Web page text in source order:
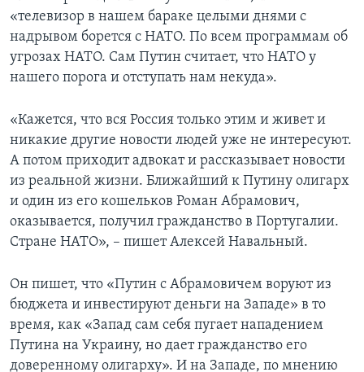
«телевизор в нашем бараке целыми днями с
надрывом борется с НАТО. По всем программам об
угрозах НАТО. Сам Путин считает, что НАТО у
нашего порога и отступать нам некуда».
«Кажется, что вся Россия только этим и живет и
никакие другие новости людей уже не интересуют.
А потом приходит адвокат и рассказывает новости
из реальной жизни. Ближайший к Путину олигарх
и один из его кошельков Роман Абрамович,
оказывается, получил гражданство в Португалии.
Стране НАТО», – пишет Алексей Навальный.
Он пишет, что «Путин с Абрамовичем воруют из
бюджета и инвестируют деньги на Западе» в то
время, как «Запад сам себя пугает нападением
Путина на Украину, но дает гражданство его
доверенному олигарху». И на Западе, по мнению